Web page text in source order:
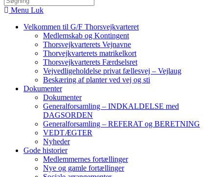
Menu Luk
Velkommen til G/F Thorsvejkvarteret
Medlemskab og Kontingent
Thorsvejkvarterets Vejnavne
Thorvejkvarterets matrikelkort
Thorsvejkvarterets Færdselsret
Vejvedligeholdelse privat fællesvej – Vejlaug
Beskæring af planter ved vej og sti
Dokumenter
Dokumenter
Generalforsamling – INDKALDELSE med
DAGSORDEN
Generalforsamling – REFERAT og BERETNING
VEDTÆGTER
Nyheder
Gode historier
Medlemmernes fortællinger
Nye og gamle fortællinger